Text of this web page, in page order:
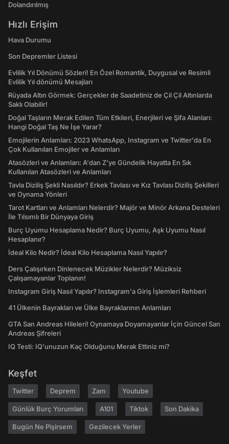
Dolandırılmış
Hızlı Erişim
Hava Durumu
Son Depremler Listesi
Evlilik Yıl Dönümü Sözleri! En Özel Romantik, Duygusal ve Resimli
Evlilik Yıl dönümü Mesajları
Rüyada Altın Görmek: Gerçekler de Saadetiniz de Çil Çil Altınlarda
Saklı Olabilir!
Doğal Taşların Merak Edilen Tüm Etkileri, Enerjileri ve Şifa Alanları:
Hangi Doğal Taş Ne İşe Yarar?
Emojilerin Anlamları: 2023 WhatsApp, Instagram ve Twitter'da En
Çok Kullanılan Emojiler ve Anlamları
Atasözleri ve Anlamları: A'dan Z'ye Gündelik Hayatta En Sık
Kullanılan Atasözleri ve Anlamları
Tavla Diziliş Şekli Nasıldır? Erkek Tavlası ve Kız Tavlası Diziliş Şekilleri
ve Oynama Yönleri
Tarot Kartları ve Anlamları Nelerdir? Majör ve Minör Arkana Desteleri
İle Tılsımlı Bir Dünyaya Giriş
Burç Uyumu Hesaplama Nedir? Burç Uyumu, Aşk Uyumu Nasıl
Hesaplanır?
İdeal Kilo Nedir? İdeal Kilo Hesaplama Nasıl Yapılır?
Ders Çalışırken Dinlenecek Müzikler Nelerdir? Müziksiz
Çalışamayanlar Toplanın!
Instagram Giriş Nasıl Yapılır? Instagram'a Giriş İşlemleri Rehberi
41 Ülkenin Bayrakları ve Ülke Bayraklarının Anlamları
GTA San Andreas Hileleri! Oynamaya Doyamayanlar İçin Güncel San
Andreas Şifreleri
IQ Testi: IQ'unuzun Kaç Olduğunu Merak Ettiniz mi?
Keşfet
Twitter Deprem Zam Youtube
Günlük Burç Yorumları A101 Tiktok Son Dakika
Bugün Ne Pişirsem Gezilecek Yerler